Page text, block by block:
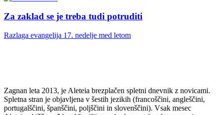
Za zaklad se je treba tudi potruditi
Razlaga evangelija 17. nedelje med letom
Zagnan leta 2013, je Aleteia brezplačen spletni dnevnik z novicami.
Spletna stran je objavljena v šestih jezikih (francoščini, angleščini,
portugalščini, španščini, poljščini in slovenščini). Vsak mesec